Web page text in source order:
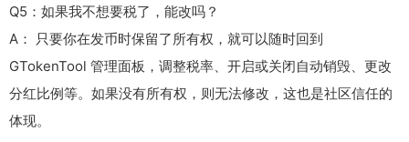
Q5：如果我不想要税了，能改吗？
A： 只要你在发币时保留了所有权，就可以随时回到
GTokenTool 管理面板，调整税率、开启或关闭自动销毁、更改
分红比例等。如果没有所有权，则无法修改，这也是社区信任的
体现。